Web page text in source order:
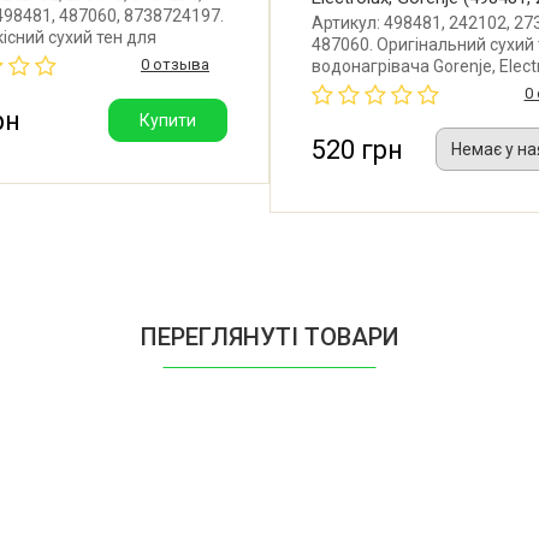
487060, 8738724197.
сухий тен для
Gorenje, Electrolux,
Bosch та інших.
1000W. Довжина: 420
Kawai (Китай).
0 отзыва
Купити
Артикул: 498481, 242102,
487060. Оригінальний сухий
водонагрівача Gorenje,
Потужність: 1000W.
мм. Виробник: Thermowatt
0
520 грн Немає у
ПЕРЕГЛЯНУТІ ТОВАРИ